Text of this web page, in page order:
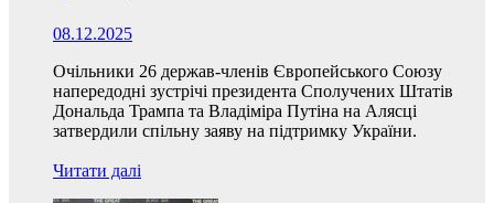
08.12.2025
Очільники 26 держав-членів Європейського Союзу
напередодні зустрічі президента Сполучених Штатів
Дональда Трампа та Владіміра Путіна на Алясці
затвердили спільну заяву на підтримку України.
Читати далі